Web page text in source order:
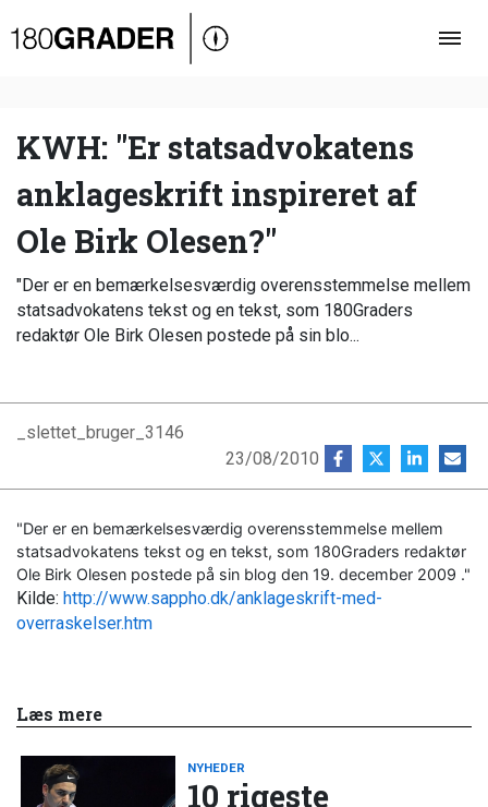
Oversigt
Debat
Video
Podcast
KWH: "Er statsadvokatens
anklageskrift inspireret af
Ole Birk Olesen?"
"Der er en bemærkelsesværdig overensstemmelse mellem
statsadvokatens tekst og en tekst, som 180Graders
redaktør Ole Birk Olesen postede på sin blo...
_slettet_bruger_3146
23/08/2010
"Der er en bemærkelsesværdig overensstemmelse mellem
statsadvokatens tekst og en tekst, som 180Graders redaktør
Ole Birk Olesen postede på sin blog den 19. december 2009 ."
Kilde: http://www.sappho.dk/anklageskrift-med-
overraskelser.htm
Læs mere
NYHEDER
10 rigeste